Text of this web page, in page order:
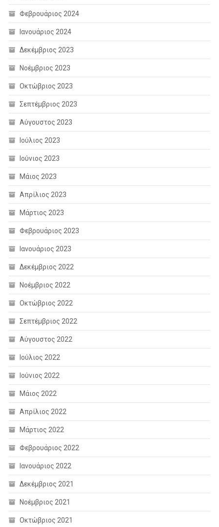
Φεβρουάριος 2024
Ιανουάριος 2024
Δεκέμβριος 2023
Νοέμβριος 2023
Οκτώβριος 2023
Σεπτέμβριος 2023
Αύγουστος 2023
Ιούλιος 2023
Ιούνιος 2023
Μάιος 2023
Απρίλιος 2023
Μάρτιος 2023
Φεβρουάριος 2023
Ιανουάριος 2023
Δεκέμβριος 2022
Νοέμβριος 2022
Οκτώβριος 2022
Σεπτέμβριος 2022
Αύγουστος 2022
Ιούλιος 2022
Ιούνιος 2022
Μάιος 2022
Απρίλιος 2022
Μάρτιος 2022
Φεβρουάριος 2022
Ιανουάριος 2022
Δεκέμβριος 2021
Νοέμβριος 2021
Οκτώβριος 2021